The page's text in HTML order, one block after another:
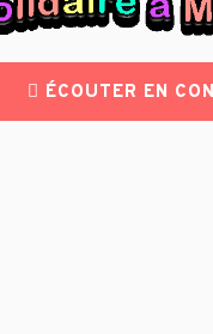
ÉCOUTER EN